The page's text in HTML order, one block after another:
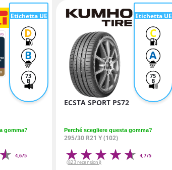
Etichetta UE
D
B
73
B
gomma?
4,6/5
Etichetta UE
C
A
75
B
ECSTA SPORT PS72
Perché scegliere questa gomma?
295/30 R21 Y (102)
4,7/5
(823 recensioni)